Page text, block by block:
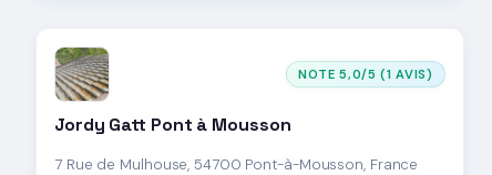
NOTE 5,0/5 (1 AVIS)
Jordy Gatt Pont à Mousson
7 Rue de Mulhouse, 54700 Pont-à-Mousson, France